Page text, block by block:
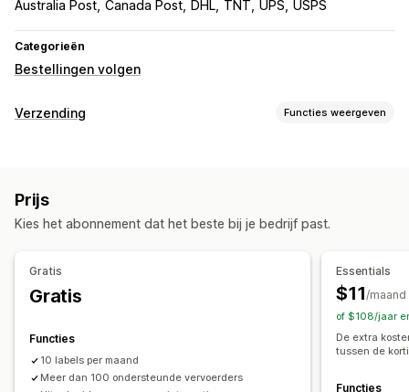
Australia Post Canada Post DHL TNT UPS USPS
Categorieën
Bestellingen volgen
Verzending Functies weergeven
Zendingen beheren
Prijs
Kies het abonnement dat het beste bij je bedrijf past.
Gratis
Gratis
Functies
10 labels per maand
Meer dan 100 ondersteunde vervoerders
Essentials
$11/maand
of $108/jaar
De extra
tussen de
Functies